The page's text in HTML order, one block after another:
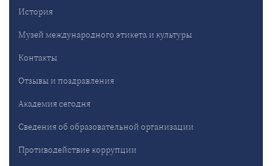
История
Музей международного этикета и культуры
Контакты
Отзывы и поздравления
Академия сегодня
Сведения об образовательной организации
Противодействие коррупции